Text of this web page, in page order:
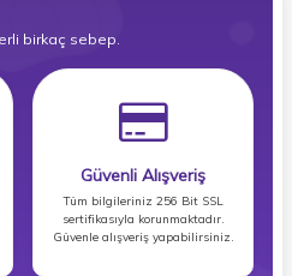
birkaç sebep.
Güvenli Alışveriş
Tüm bilgileriniz 256 Bit SSL
sertifikasıyla korunmaktadır.
Güvenle alışveriş yapabilirsiniz.